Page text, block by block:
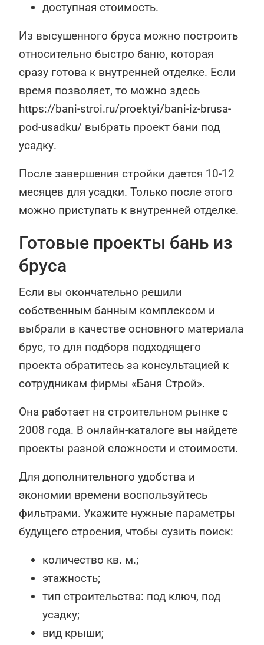
доступная стоимость.
Из высушенного бруса можно построить
относительно быстро баню, которая
сразу готова к внутренней отделке. Если
время позволяет, то можно здесь
https://bani-stroi.ru/proektyi/bani-iz-brusa-
pod-usadku/ выбрать проект бани под
усадку.
После завершения стройки дается 10-12
месяцев для усадки. Только после этого
можно приступать к внутренней отделке.
Готовые проекты бань из
бруса
Если вы окончательно решили
собственным банным комплексом и
выбрали в качестве основного материала
брус, то для подбора подходящего
проекта обратитесь за консультацией к
сотрудникам фирмы «Баня Строй».
Она работает на строительном рынке с
2008 года. В онлайн-каталоге вы найдете
проекты разной сложности и стоимости.
Для дополнительного удобства и
экономии времени воспользуйтесь
фильтрами. Укажите нужные параметры
будущего строения, чтобы сузить поиск:
количество кв. м.;
этажность;
тип строительства: под ключ, под
усадку;
вид крыши;